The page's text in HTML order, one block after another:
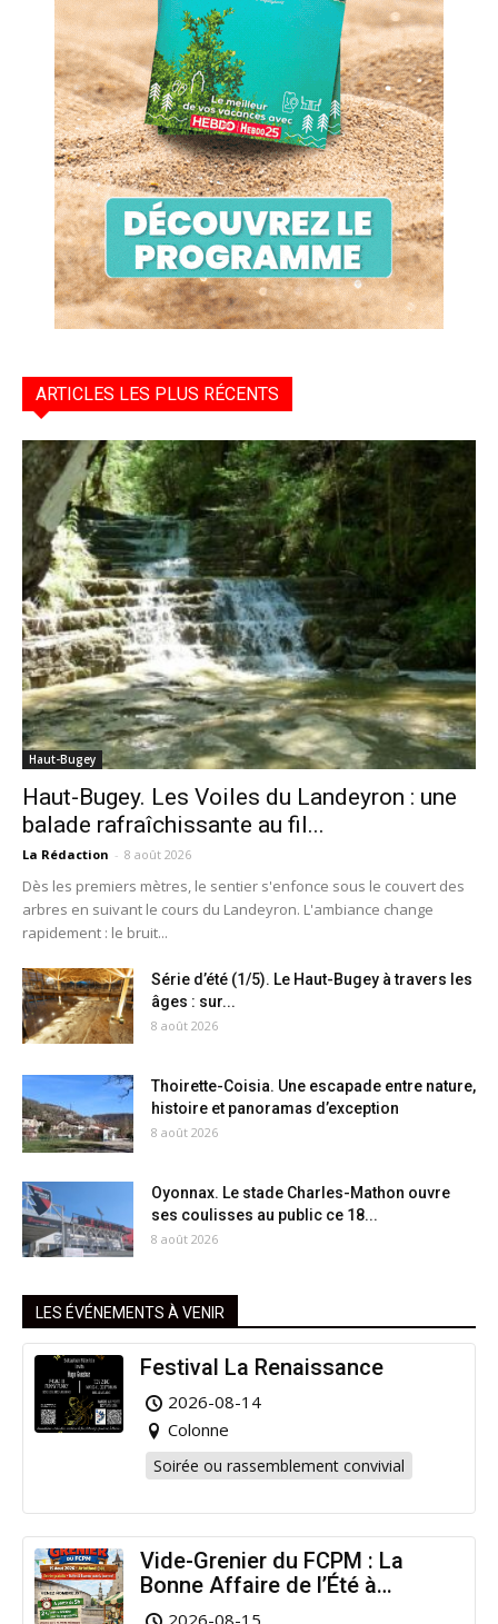
ARTICLES LES PLUS RÉCENTS
Haut-Bugey
Haut-Bugey. Les Voiles du Landeyron : une
balade rafraîchissante au fil...
La Rédaction - 8 août 2026
Dès les premiers mètres, le sentier s'enfonce sous le couvert des
arbres en suivant le cours du Landeyron. L'ambiance change
rapidement : le bruit...
Série d’été (1/5). Le Haut-Bugey à travers les
âges : sur...
8 août 2026
Thoirette-Coisia. Une escapade entre nature,
histoire et panoramas d’exception
8 août 2026
Oyonnax. Le stade Charles-Mathon ouvre
ses coulisses au public ce 18...
8 août 2026
LES ÉVÉNEMENTS À VENIR
Festival La Renaissance
2026-08-14
Colonne
Soirée ou rassemblement convivial
Vide-Grenier du FCPM : La
Bonne Affaire de l’Été à
Arinthod !
2026-08-15